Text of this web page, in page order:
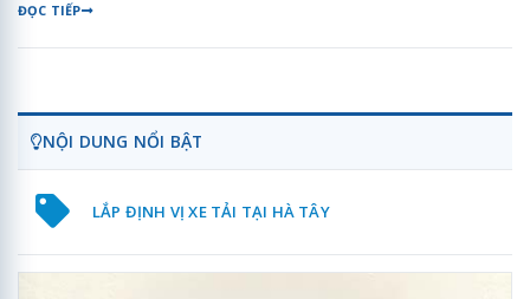
ĐỌC TIẾP
NỘI DUNG NỔI BẬT
LẮP ĐỊNH VỊ XE TẢI TẠI HÀ TÂY